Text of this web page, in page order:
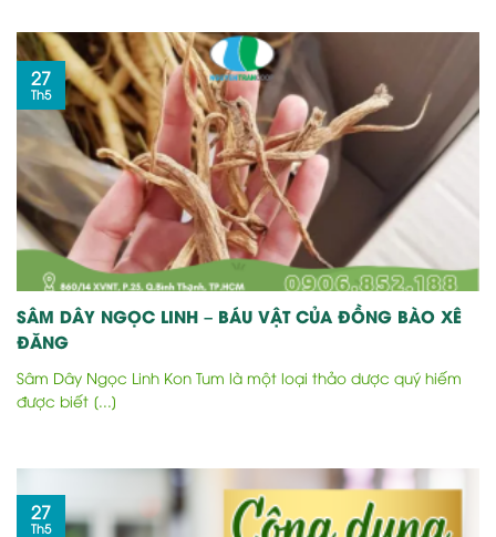
SÂM DÂY NGỌC LINH – BÁU VẬT CỦA ĐỒNG BÀO XÊ
ĐĂNG
Sâm Dây Ngọc Linh Kon Tum là một loại thảo dược quý hiếm
được biết [...]
27
Th5
27
Th5